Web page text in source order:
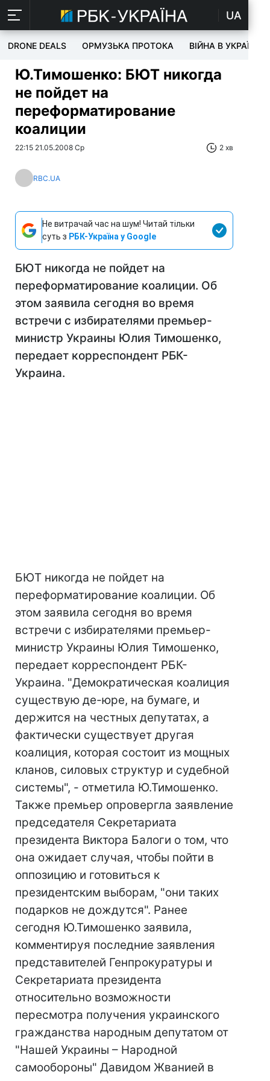
UA
DRONE DEALS ОРМУЗЬКА ПРОТОКА ВІЙНА В УКРАЇНІ
Ю.Тимошенко: БЮТ никогда
не пойдет на
переформатирование
коалиции
22:15 21.05.2008 Ср 2 хв
RBC.UA
Не витрачай час на шум! Читай тільки
суть з РБК-Україна у Google
БЮТ никогда не пойдет на
переформатирование коалиции. Об
этом заявила сегодня во время
встречи с избирателями премьер-
министр Украины Юлия Тимошенко,
передает корреспондент РБК-
Украина.
БЮТ никогда не пойдет на
переформатирование коалиции. Об
этом заявила сегодня во время
встречи с избирателями премьер-
министр Украины Юлия Тимошенко,
передает корреспондент РБК-
Украина. "Демократическая коалиция
существую де-юре, на бумаге, и
держится на честных депутатах, а
фактически существует другая
коалиция, которая состоит из мощных
кланов, силовых структур и судебной
системы", - отметила Ю.Тимошенко.
Также премьер опровергла заявление
председателя Секретариата
президента Виктора Балоги о том, что
она ожидает случая, чтобы пойти в
оппозицию и готовиться к
президентским выборам, "они таких
подарков не дождутся". Ранее
сегодня Ю.Тимошенко заявила,
комментируя последние заявления
представителей Генпрокуратуры и
Секретариата президента
относительно возможности
пересмотра получения украинского
гражданства народным депутатом от
"Нашей Украины – Народной
самообороны" Давидом Жванией в